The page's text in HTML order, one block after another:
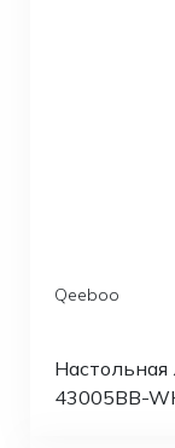
Qeeboo
Настольная
43005BB-